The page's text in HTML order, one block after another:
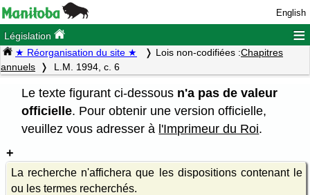
English
Législation ≡
★ Réorganisation du site ★ Lois non-codifiées :Chapitres
annuels
L.M. 1994, c. 6
Le texte figurant ci-dessous n'a pas de valeur
officielle. Pour obtenir une version officielle,
veuillez vous adresser à l'Imprimeur du Roi.
La recherche n'affichera que les dispositions contenant le
ou les termes recherchés.